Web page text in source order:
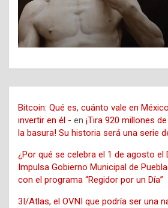
Bitcoin: Qué es, cuánto vale en
invertir en él - en ¡Tira 920 millones
la basura! Su historia será una serie
¿Por qué se celebra el 1 de agosto el
Impulsa Gobierno Municipal de
con el programa “Regidor por un Día”
3I/Atlas, el OVNI que podría ser una